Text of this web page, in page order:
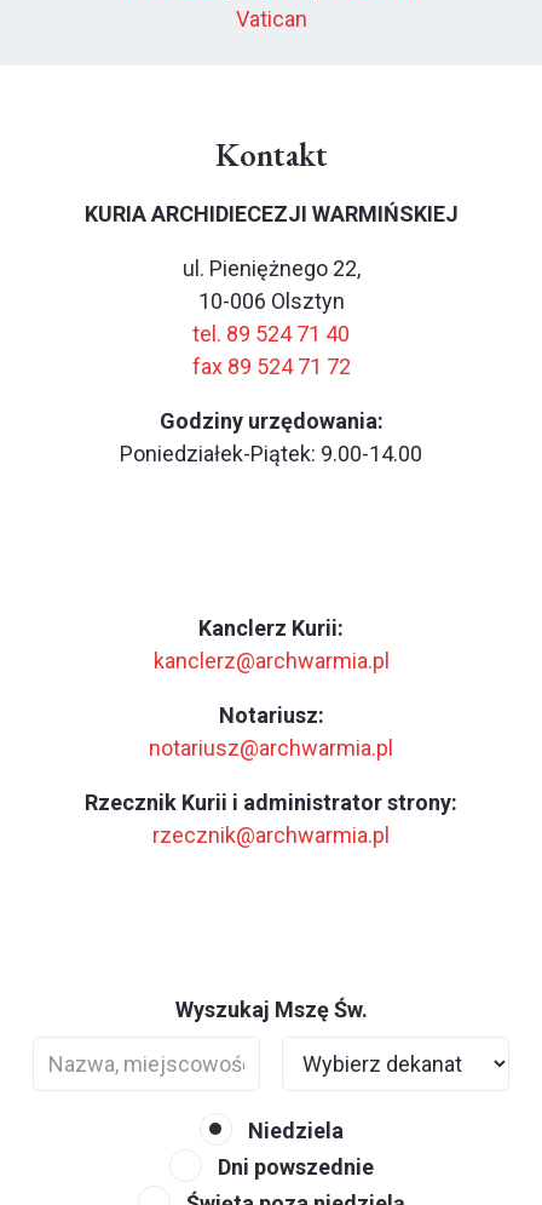
Vatican
Kontakt
KURIA ARCHIDIECEZJI WARMIŃSKIEJ
ul. Pieniężnego 22,
10-006 Olsztyn
tel. 89 524 71 40
fax 89 524 71 72
Godziny urzędowania:
Poniedziałek-Piątek: 9.00-14.00
Kanclerz Kurii:
kanclerz@archwarmia.pl
Notariusz:
notariusz@archwarmia.pl
Rzecznik Kurii i administrator strony:
rzecznik@archwarmia.pl
Wyszukaj Mszę Św.
Niedziela
Dni powszednie